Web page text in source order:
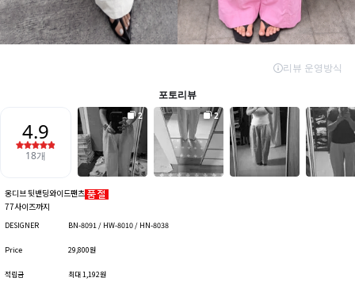
옹디브 뒷밴딩와이드팬츠
77사이즈까지
DESIGNER BN-8091 / HW-8010 / HN-8038
Price 29,800원
적립금 최대 1,192원